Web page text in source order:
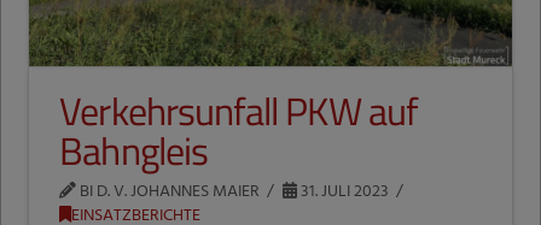
Verkehrsunfall PKW auf
Bahngleis
BI D. V. JOHANNES MAIER
31. JULI 2023
EINSATZBERICHTE